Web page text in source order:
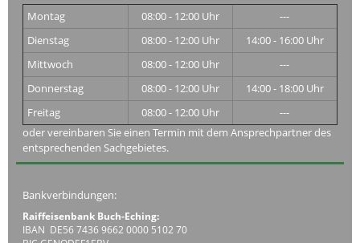
Montag
08:00 - 12:00 Uhr
---
Dienstag
08:00 - 12:00 Uhr
14:00 - 16:00 Uhr
Mittwoch
08:00 - 12:00 Uhr
---
Donnerstag
08:00 - 12:00 Uhr
14:00 - 18:00 Uhr
Freitag
08:00 - 12:00 Uhr
---
oder vereinbaren Sie einen Termin mit dem Ansprechpartner des
entsprechenden Sachgebietes.
Bankverbindungen:
Raiffeisenbank Buch-Eching:
IBAN DE56 7436 9662 0000 5102 70